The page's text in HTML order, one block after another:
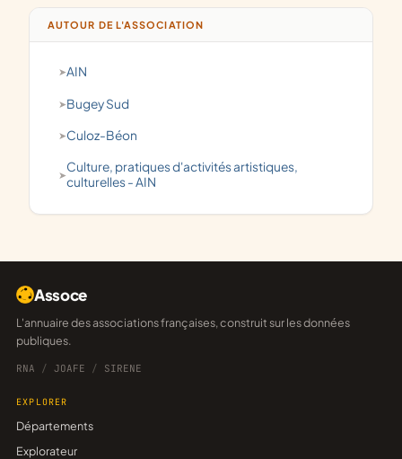
AUTOUR DE L'ASSOCIATION
AIN
Bugey Sud
Culoz-Béon
culture, pratiques d'activités artistiques,
culturelles - AIN
Assoce
L'annuaire des associations françaises, construit sur les données
publiques.
RNA / JOAFE / SIRENE
EXPLORER
Départements
Explorateur